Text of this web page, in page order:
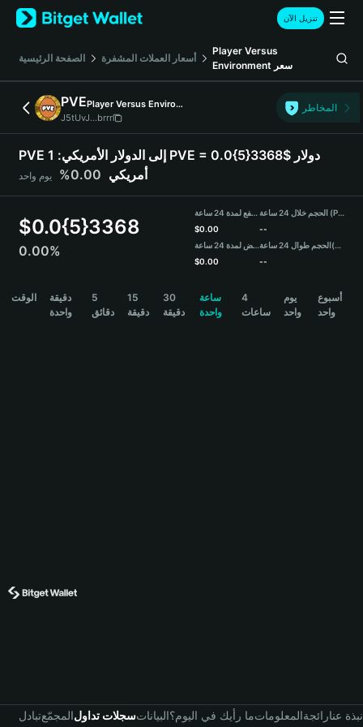
English
日本語
Русский
Español (Latinoamérica)
Türkçe
Deutsch
简体中文
Português (Portugal)
Bahasa Indonesia
বাংলা
تنزيل الآن
الصفحة الرئيسية أسعار العملات المشفرة
Player Versus
Environment سعر
PVE
Player Versus Environment
J5tUvJ...brrr
المخاطر
PVE إلى الدولار الأمريكي: 1 PVE = 0.0{5}3368$ دولار
أمريكي 0.00% يوم واحد
$0.0{5}3368
0.00%
مرتفع لمدة 24 ساعة
$0.00
منخفض لمدة 24 ساعة
$0.00
الحجم خلال 24 ساعة (PVE)
--
الحجم طوال 24 ساعة(USDT)
--
الوقت
دقيقة
واحدة
5
دقائق
15
دقيقة
30
دقيقة
ساعة
واحدة
4
ساعات
يوم
واحد
أسبوع
واحد
تبادلالمجمّعسجلات تداولالبياناتما رأيك في اليوم؟المعلوماترائجةنبذة عنا